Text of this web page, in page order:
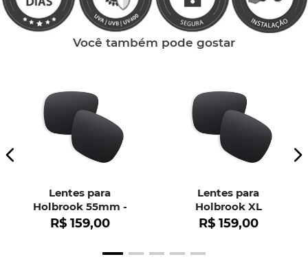
Você também pode gostar
Lentes para
Holbrook 55mm -
OO9102
R$ 159,00
Lentes para
Holbrook XL
R$ 159,00